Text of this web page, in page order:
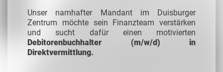
Unser namhafter Mandant im Duisburger
Zentrum möchte sein Finanzteam verstärken
und sucht dafür einen motivierten
Debitorenbuchhalter (m/w/d) in
Direktvermittlung.